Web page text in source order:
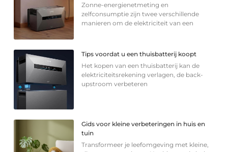
Zonne-energienetmeting en
zelfconsumptie zijn twee verschillende
manieren om de elektriciteit van een
Tips voordat u een thuisbatterij koopt
Het kopen van een thuisbatterij kan de
elektriciteitsrekening verlagen, de back-
upstroom verbeteren
Gids voor kleine verbeteringen in huis en
tuin
Transformeer je leefomgeving met kleine,